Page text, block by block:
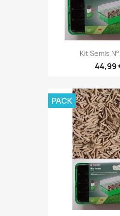
Kit Semis
44,99
PACK